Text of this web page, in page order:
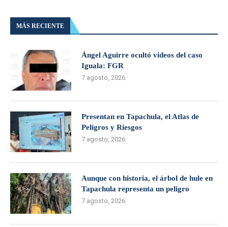
MÁS RECIENTE
Ángel Aguirre ocultó videos del caso
Iguala: FGR
7 agosto, 2026
Presentan en Tapachula, el Atlas de
Peligros y Riesgos
7 agosto, 2026
Aunque con historia, el árbol de hule en
Tapachula representa un peligro
7 agosto, 2026